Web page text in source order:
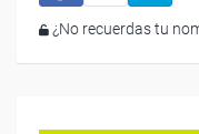
¿No recuerdas tu